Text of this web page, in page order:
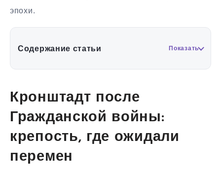
эпохи.
Содержание статьи Показать
Кронштадт после
Гражданской войны:
крепость, где ожидали
перемен